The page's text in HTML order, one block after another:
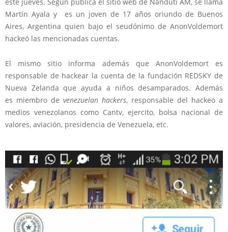
Martín Ayala y es un joven de 17 años oriundo de Buenos
Aires, Argentina quien bajo el seudónimo de AnonVoldemort
hackeó las mencionadas cuentas.
El mismo sitio informa además que AnonVoldemort es
responsable de hackear la cuenta de la fundación REDSKY de
Nueva Zelanda que ayuda a niños desamparados. Además
es miembro de venezuelan hackers, responsable del hackeo a
medios venezolanos como Cantv, ejercito, bolsa nacional de
valores, aviación, presidencia de Venezuela, etc.